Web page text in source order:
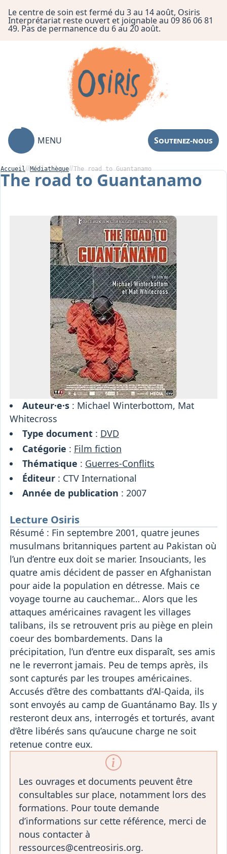
Le centre de soin est fermé du 3 au 14 août, Osiris
Interprétariat reste ouvert et joignable au 09 86 06 81
49. Pas de permanence du 6 au 20 août.
MENU Soutenez-nous
Centre de Soin
Interprétariat
Ressources
Accueil Médiathèque The road to Guantanamo
The road to Guantanamo
Auteur·e·s: Michael Winterbottom, Mat
Whitecross
Type document: DVD
Catégorie : Film fiction
Thématique : Guerres-Conflits
Éditeur: CTV International
Année de publication : 2007
Lecture Osiris
Résumé : Fin septembre 2001, quatre jeunes
musulmans britanniques partent au Pakistan où
l’un d’entre eux doit se marier. Insouciants, les
quatre amis décident de passer en Afghanistan
pour aide la population en détresse. Mais ce
voyage tourne au cauchemar… Alors que les
attaques américaines ravagent les villages
talibans, ils se retrouvent pris au piège en plein
coeur des bombardements. Dans la
précipitation, l’un d’entre eux disparaît, ses amis
ne le reverront jamais. Peu de temps après, ils
sont capturés par les troupes américaines.
Accusés d’être des combattants d’Al-Qaida, ils
sont envoyés au camp de Guantánamo Bay. Ils y
resteront deux ans, interrogés et torturés, avant
d’être libérés sans qu’aucune charge ne soit
retenue contre eux.
Les ouvrages et documents peuvent être
consultables sur place, notamment lors des
formations. Pour toute demande
d’informations sur cette référence, merci de
nous contacter à
ressources@centreosiris.org.